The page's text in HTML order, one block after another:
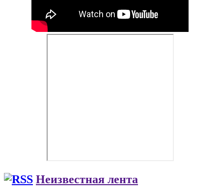
Неизвестная лента